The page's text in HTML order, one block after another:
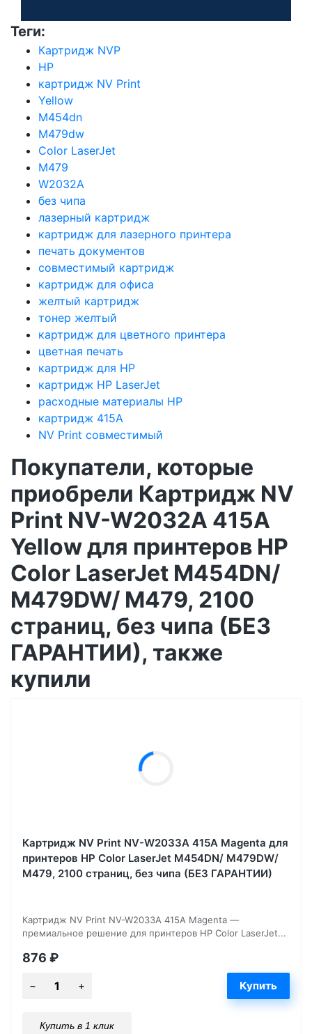
Теги:
Картридж NVP
HP
картридж NV Print
Yellow
M454dn
M479dw
Color LaserJet
M479
W2032A
без чипа
лазерный картридж
картридж для лазерного принтера
печать документов
совместимый картридж
картридж для офиса
желтый картридж
тонер желтый
картридж для цветного принтера
цветная печать
картридж для HP
картридж HP LaserJet
расходные материалы HP
картридж 415A
NV Print совместимый
Покупатели, которые
приобрели Картридж NV
Print NV-W2032A 415A
Yellow для принтеров HP
Color LaserJet M454DN/
M479DW/ M479, 2100
страниц, без чипа (БЕЗ
ГАРАНТИИ), также
купили
Картридж NV Print NV-W2033A 415A Magenta для
принтеров HP Color LaserJet M454DN/ M479DW/
M479, 2100 страниц, без чипа (БЕЗ ГАРАНТИИ)
Картридж NV Print NV-W2033A 415A Magenta —
премиальное решение для принтеров HP Color LaserJet...
876 ₽
Купить в 1 клик